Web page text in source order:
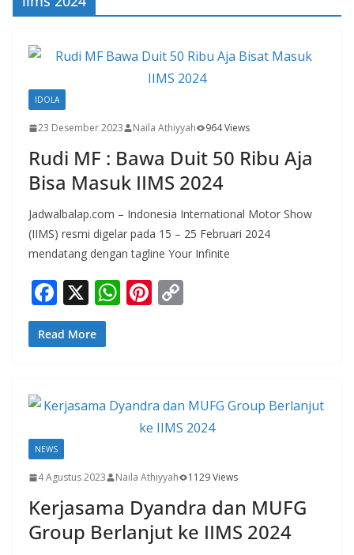
IDOLA
23 Desember 2023 Naila Athiyyah 964 Views
Rudi MF : Bawa Duit 50 Ribu Aja
Bisa Masuk IIMS 2024
Jadwalbalap.com – Indonesia International Motor Show
(IIMS) resmi digelar pada 15 – 25 Februari 2024
mendatang dengan tagline Your Infinite
F
ac
e
o
o
k
X W
p
Pi
st Li
n
k
Read More
NEWS
4 Agustus 2023 Naila Athiyyah 1129 Views
Kerjasama Dyandra dan MUFG
Group Berlanjut ke IIMS 2024